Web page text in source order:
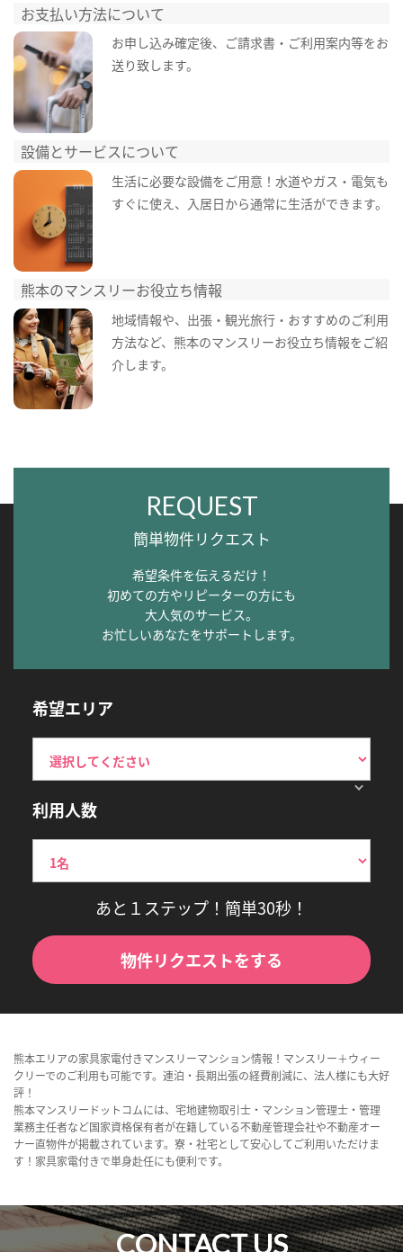
お支払い方法について
お申し込み確定後、ご請求書・ご利用案内等をお
送り致します。
設備とサービスについて
生活に必要な設備をご用意！水道やガス・電気も
すぐに使え、入居日から通常に生活ができます。
熊本のマンスリーお役立ち情報
地域情報や、出張・観光旅行・おすすめのご利用
方法など、熊本のマンスリーお役立ち情報をご紹
介します。
REQUEST
簡単物件リクエスト
希望条件を伝えるだけ！
初めての方やリピーターの方にも
大人気のサービス。
お忙しいあなたをサポートします。
希望エリア
利用人数
あと１ステップ！簡単30秒！
物件リクエストをする
熊本エリアの家具家電付きマンスリーマンション情報！マンスリー＋ウィー
クリーでのご利用も可能です。連泊・長期出張の経費削減に、法人様にも大好
評！
熊本マンスリードットコムには、宅地建物取引士・マンション管理士・管理
業務主任者など国家資格保有者が在籍している不動産管理会社や不動産オー
ナー直物件が掲載されています。寮・社宅として安心してご利用いただけま
す！家具家電付きで単身赴任にも便利です。
CONTACT US